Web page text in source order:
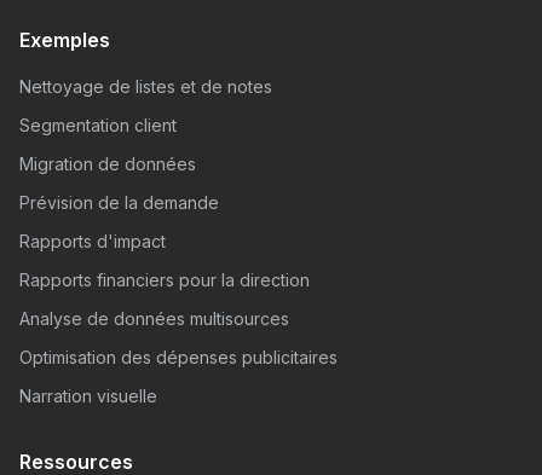
Exemples
Nettoyage de listes et de notes
Segmentation client
Migration de données
Prévision de la demande
Rapports d'impact
Rapports financiers pour la direction
Analyse de données multisources
Optimisation des dépenses publicitaires
Narration visuelle
Ressources